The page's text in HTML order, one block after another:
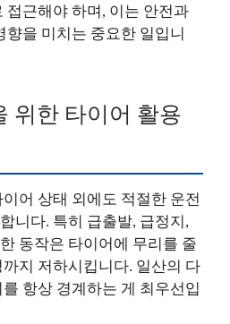
접근해야 하며, 이는 안전과
향을 미치는 중요한 일입니
위한 타이어 활용
어 상태 외에도 적절한 운전
니다. 특히 급출발, 급정지,
동작은 타이어에 무리를 줄
지 저하시킵니다. 일산의 다
항상 경계하는 게 최우선입